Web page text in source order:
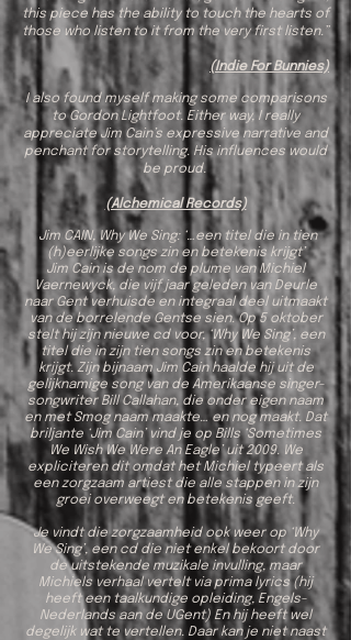
this piece has the ability to touch the hearts of
those who listen to it from the very first listen.”
(Indie For Bunnies)
I also found myself making some comparisons
to Gordon Lightfoot. Either way, I really
appreciate Jim Cain’s expressive narrative and
penchant for storytelling. His influences would
be proud.
(Alchemical Records)
Jim CAIN, Why We Sing: ‘…een titel die in tien
(h)eerlijke songs zin en betekenis krijgt’
Jim Cain is de nom de plume van Michiel
Vaernewyck, die vijf jaar geleden van Deurle
naar Gent verhuisde en integraal deel uitmaakt
van de borrelende Gentse sien. Op 5 oktober
stelt hij zijn nieuwe cd voor, ‘Why We Sing’, een
titel die in zijn tien songs zin en betekenis
krijgt. Zijn bijnaam Jim Cain haalde hij uit de
gelijknamige song van de Amerikaanse singer-
songwriter Bill Callahan, die onder eigen naam
en met Smog naam maakte… en nog maakt. Dat
briljante ‘Jim Cain’ vind je op Bills ‘Sometimes
We Wish We Were An Eagle’ uit 2009. We
expliciteren dit omdat het Michiel typeert als
een zorgzaam artiest die alle stappen in zijn
groei overweegt en betekenis geeft.
Je vindt die zorgzaamheid ook weer op ‘Why
We Sing’, een cd die niet enkel bekoort door
de uitstekende muzikale invulling, maar
Michiels verhaal vertelt via prima lyrics (hij
heeft een taalkundige opleiding, Engels-
Nederlands aan de UGent) En hij heeft wel
degelijk wat te vertellen. Daar kan je niet naast